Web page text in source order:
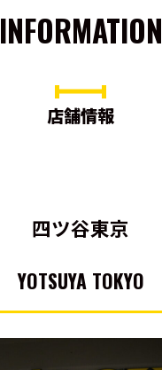
INFORMATION
店舗情報
四ツ谷東京
YOTSUYA TOKYO